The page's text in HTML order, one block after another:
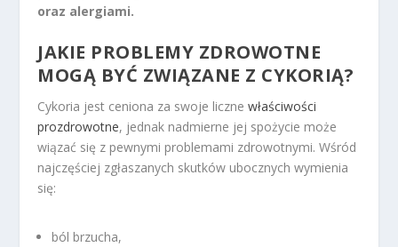
oraz alergiami.
JAKIE PROBLEMY ZDROWOTNE
MOGĄ BYĆ ZWIĄZANE Z CYKORIĄ?
Cykoria jest ceniona za swoje licznewłaściwości
prozdrowotne, jednak nadmierne jej spożycie może
wiązać się z pewnymi problemami zdrowotnymi. Wśród
najczęściej zgłaszanych skutków ubocznych wymienia
się:
ból brzucha,